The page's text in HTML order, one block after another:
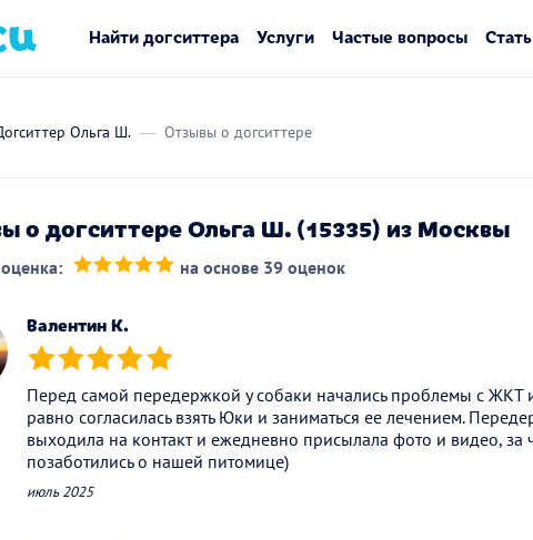
Найти догситтера Услуги Частые вопросы
Ольга Ш. Отзывы о догситтере
о догситтере Ольга Ш. (15335) из Москвы
на основе 39 оценок
Валентин К.
(*) (*) (*) (*) (*)
Перед самой передержкой у собаки начались проблемы с ЖКТ
равно согласилась взять Юки и заниматься ее лечением.
выходила на контакт и ежедневно присылала фото и видео,
позаботились о нашей питомице)
июль 2025